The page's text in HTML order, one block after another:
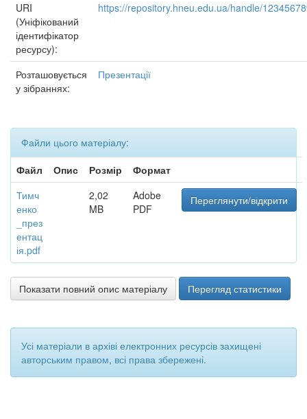
URI
(Уніфікований
ідентифікатор
ресурсу):
https://repository.hneu.edu.ua/handle/
Розташовується
у зібраннях:
Презентації
Файли цього матеріалу:
Файл
Опис Розмір
Формат
Тимч
енко
_през
ентац
ія.pdf
2,02
MB
Adobe
PDF
Переглянути/відкрити
Показати повний опис матеріалу Перегляд статистики
Усі матеріали в архіві електронних ресурсів захищені
авторським правом, всі права збережені.